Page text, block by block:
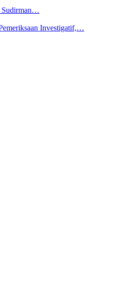
Sudirman…
Investigatif,…